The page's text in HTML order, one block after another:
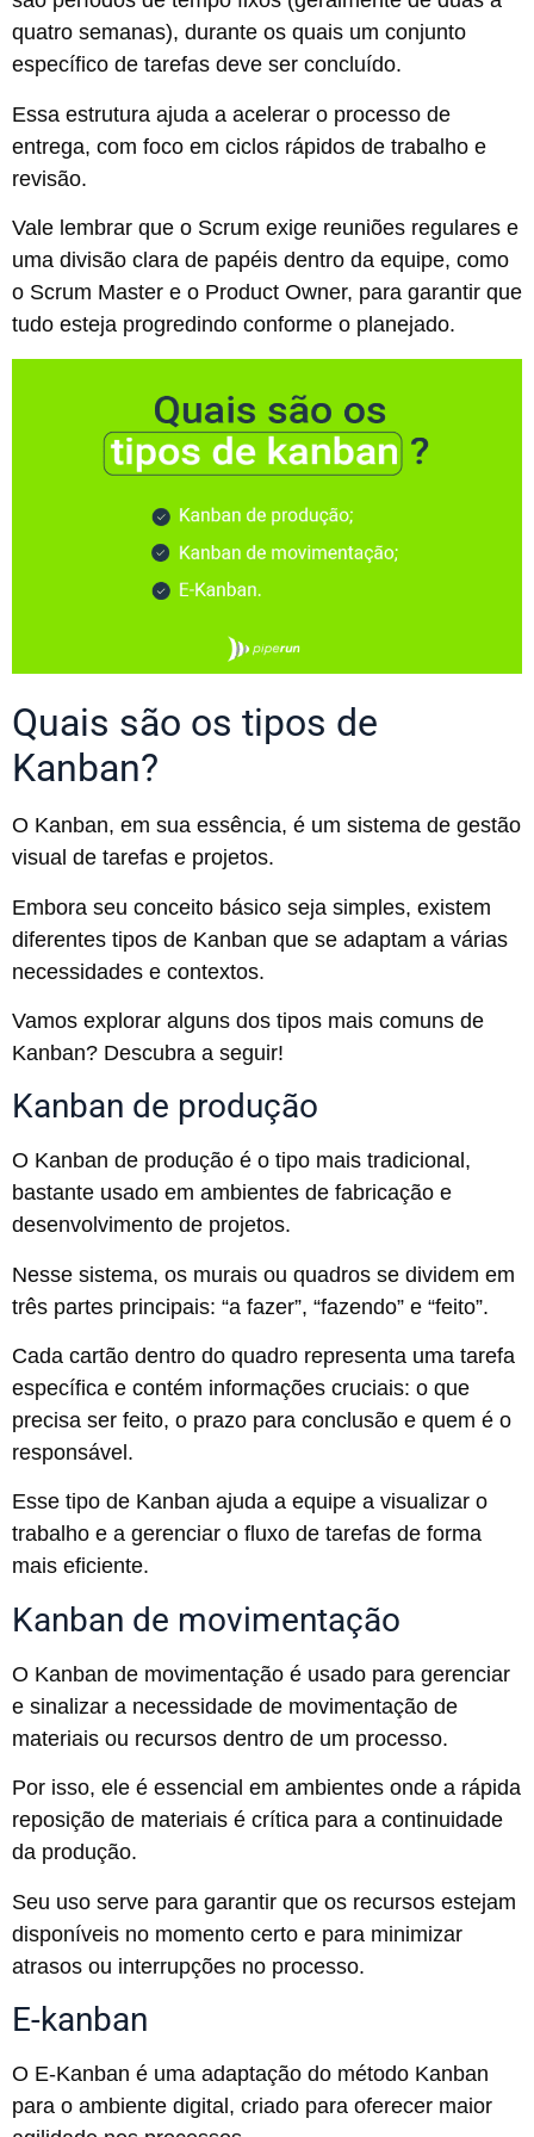
quatro semanas), durante os quais um conjunto
específico de tarefas deve ser concluído.
Essa estrutura ajuda a acelerar o processo de
entrega, com foco em ciclos rápidos de trabalho e
revisão.
Vale lembrar que o Scrum exige reuniões regulares e
uma divisão clara de papéis dentro da equipe, como
o Scrum Master e o Product Owner, para garantir que
tudo esteja progredindo conforme o planejado.
Quais são os tipos de
Kanban?
O Kanban, em sua essência, é um sistema de gestão
visual de tarefas e projetos.
Embora seu conceito básico seja simples, existem
diferentes tipos de Kanban que se adaptam a várias
necessidades e contextos.
Vamos explorar alguns dos tipos mais comuns de
Kanban? Descubra a seguir!
Kanban de produção
O Kanban de produção é o tipo mais tradicional,
bastante usado em ambientes de fabricação e
desenvolvimento de projetos.
Nesse sistema, os murais ou quadros se dividem em
três partes principais: “a fazer”, “fazendo” e “feito”.
Cada cartão dentro do quadro representa uma tarefa
específica e contém informações cruciais: o que
precisa ser feito, o prazo para conclusão e quem é o
responsável.
Esse tipo de Kanban ajuda a equipe a visualizar o
trabalho e a gerenciar o fluxo de tarefas de forma
mais eficiente.
Kanban de movimentação
O Kanban de movimentação é usado para gerenciar
e sinalizar a necessidade de movimentação de
materiais ou recursos dentro de um processo.
Por isso, ele é essencial em ambientes onde a rápida
reposição de materiais é crítica para a continuidade
da produção.
Seu uso serve para garantir que os recursos estejam
disponíveis no momento certo e para minimizar
atrasos ou interrupções no processo.
E-kanban
O E-Kanban é uma adaptação do método Kanban
para o ambiente digital, criado para oferecer maior